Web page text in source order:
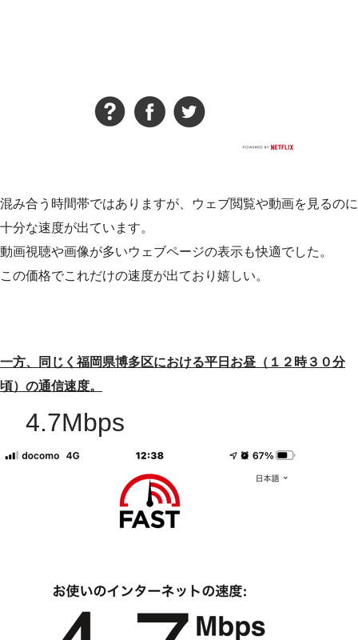
混み合う時間帯ではありますが、ウェブ閲覧や動画を見るのに
十分な速度が出ています。
動画視聴や画像が多いウェブページの表示も快適でした。
この価格でこれだけの速度が出ており嬉しい。
一方、同じく福岡県博多区における平日お昼（１２時３０分
頃）の通信速度。
4.7Mbps